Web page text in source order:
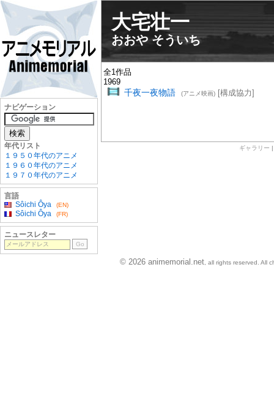
大宅壮一
おおや そういち
全1作品
1969
千夜一夜物語 (アニメ映画)[構成協力]
ギャラリー
ナビゲーション
年代リスト
１９５０年代のアニメ
１９６０年代のアニメ
１９７０年代のアニメ
言語
Sôichi Ôya
(EN)
Sôichi Ôya (FR)
ニュースレター
© 2026 animemorial.net , all rights reserved. All